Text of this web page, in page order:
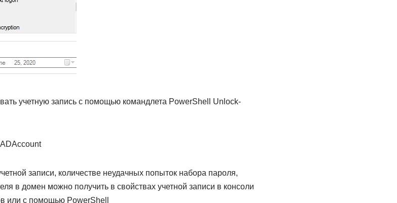
учетную запись с помощью командлета PowerShell Unlock-
записи, количестве неудачных попыток набора пароля,
в домен можно получить в свойствах учетной записи в консоли
или с помощью PowerShell